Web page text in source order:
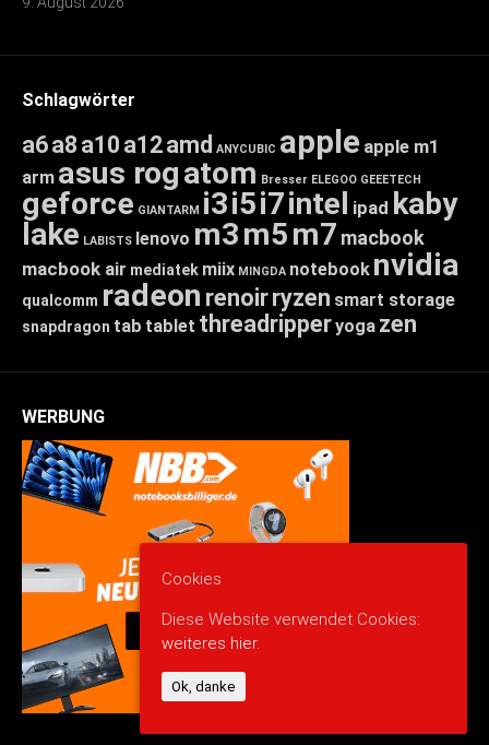
Schlagwörter
a6a8 a10 a12amd ANYCUBIC apple apple m1
arm asus rogatom Bresser ELEGOO GEEETECH
geforce GIANTARM i3i5i7intel ipad kaby
lake LABISTS lenovo m3m5m7 macbook
macbook air mediatek miix MINGDA notebook nvidia
qualcomm radeon renoirryzen smart storage
snapdragon tab tablet threadripperyoga zen
WERBUNG
Cookies
Diese Website verwendet Cookies:
weiteres hier.
Ok, danke